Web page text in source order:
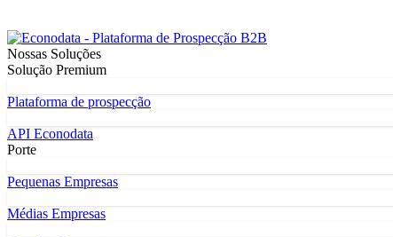
Nossas Soluções
Solução Premium
Plataforma de prospecção
API Econodata
Porte
Pequenas Empresas
Médias Empresas